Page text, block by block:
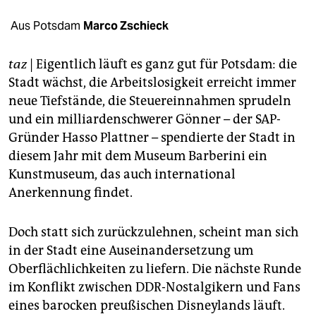
unterstützen
genossenschaft
epaper login
Aus Potsdam Marco Zschieck
taz| Eigentlich läuft es ganz gut für Potsdam: die
Stadt wächst, die Arbeitslosigkeit erreicht immer
neue Tiefstände, die Steuereinnahmen sprudeln
und ein milliardenschwerer Gönner – der SAP-
Gründer Hasso Plattner – spendierte der Stadt in
diesem Jahr mit dem Museum Barberini ein
Kunstmuseum, das auch international
Anerkennung findet.
Doch statt sich zurückzulehnen, scheint man sich
in der Stadt eine Auseinandersetzung um
Oberflächlichkeiten zu liefern. Die nächste Runde
im Konflikt zwischen DDR-Nostalgikern und Fans
eines barocken preußischen Disneylands läuft.